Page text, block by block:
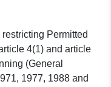
Permitted
4(1) and article
(General
1977, 1988 and